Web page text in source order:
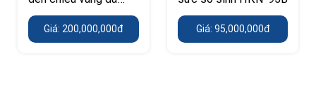
hãng Ningbo David
Giá: 200,000,000đ Giá: 95,000,000đ